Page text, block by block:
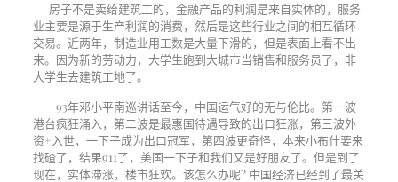
房子不是卖给建筑工的，金融产品的利润是来自实体的，服务
业主要是源于生产利润的消费，然后是这些行业之间的相互循环
交易。近两年，制造业用工数是大量下滑的，但是表面上看不出
来。因为新的劳动力，大学生跑到大城市当销售和服务员了，非
大学生去建筑工地了。
93年邓小平南巡讲话至今，中国运气好的无与伦比。第一波
港台疯狂涌入，第二波是最惠国待遇导致的出口狂涨，第三波外
资+ 入世，一下子成为出口冠军，第四波更奇怪，本来小布什要来
找碴了，结果911了，美国一下子和我们又是好朋友了。但是到了
现在，实体滞涨，楼市狂欢。该怎么办呢? 中国经济已经到了最关